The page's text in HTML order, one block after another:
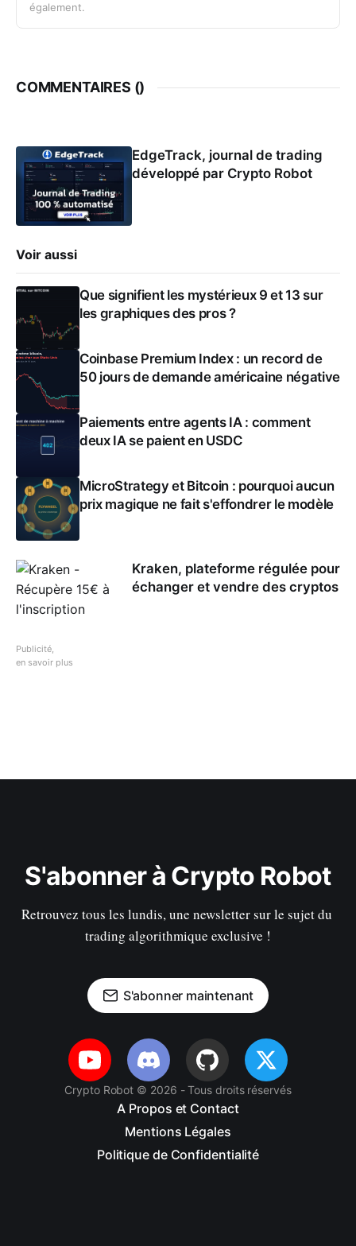
également.
COMMENTAIRES ()
EdgeTrack, journal de trading
développé par Crypto Robot
Voir aussi
Que signifient les mystérieux 9 et 13 sur
les graphiques des pros ?
Coinbase Premium Index : un record de
50 jours de demande américaine négative
Paiements entre agents IA : comment
deux IA se paient en USDC
MicroStrategy et Bitcoin : pourquoi aucun
prix magique ne fait s'effondrer le modèle
Kraken, plateforme régulée pour
échanger et vendre des cryptos
Publicité,
en savoir plus
S'abonner à Crypto Robot
Retrouvez tous les lundis, une newsletter sur le sujet du
trading algorithmique exclusive !
S'abonner maintenant
Crypto Robot © 2026 - Tous droits réservés
A Propos et Contact
Mentions Légales
Politique de Confidentialité